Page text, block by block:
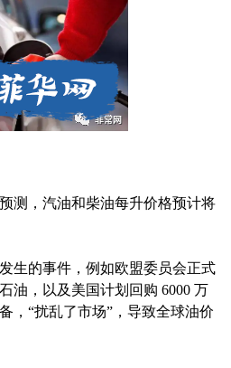
测，汽油和柴油每升价格预计将
生的事件，例如欧盟委员会正式
油，以及美国计划回购 6000 万
，“扰乱了市场”，导致全球油价